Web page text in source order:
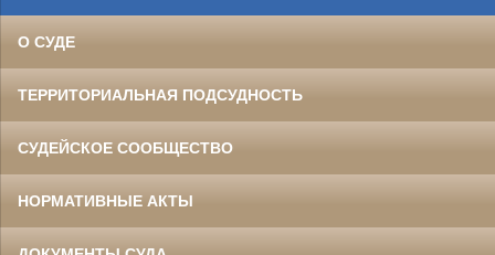
О СУДЕ
ТЕРРИТОРИАЛЬНАЯ ПОДСУДНОСТЬ
СУДЕЙСКОЕ СООБЩЕСТВО
НОРМАТИВНЫЕ АКТЫ